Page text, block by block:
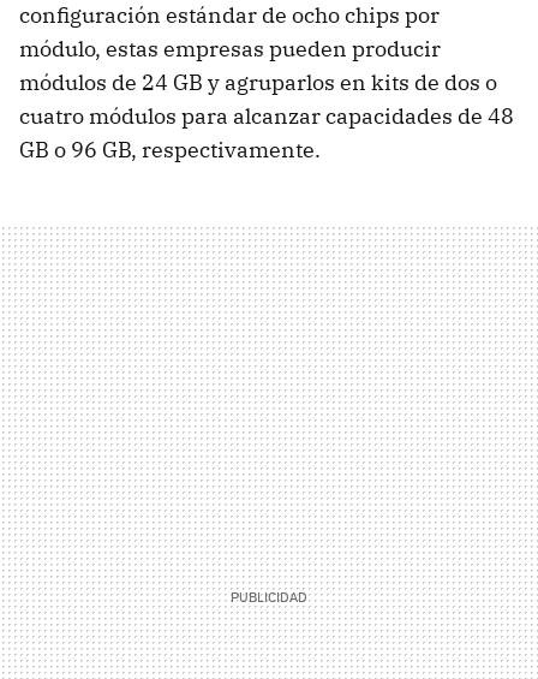
configuración estándar de ocho chips por
módulo, estas empresas pueden producir
módulos de 24 GB y agruparlos en kits de dos o
cuatro módulos para alcanzar capacidades de 48
GB o 96 GB, respectivamente.